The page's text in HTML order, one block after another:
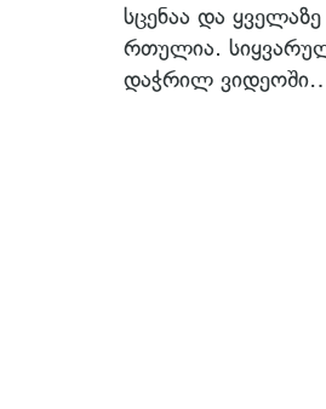
სცენაა და
რთულია.
დაჭრილ